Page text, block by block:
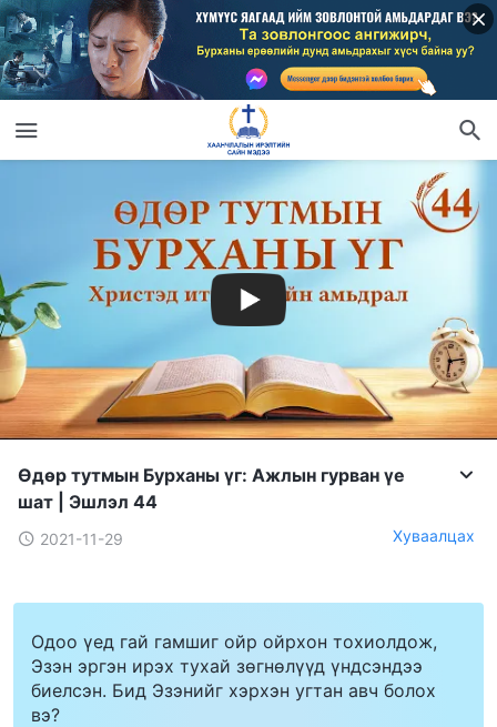
Өдөр тутмын Бурханы үг: Ажлын гурван үе
шат | Эшлэл 44
2021-11-29 Хуваалцах
Одоо үед гай гамшиг ойр ойрхон тохиолдож,
Эзэн эргэн ирэх тухай зөгнөлүүд үндсэндээ
биелсэн. Бид Эзэнийг хэрхэн угтан авч болох
вэ?